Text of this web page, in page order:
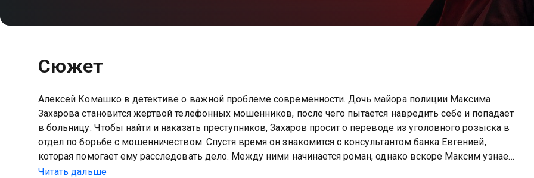
Сюжет
Алексей Комашко в детективе о важной проблеме современности. Дочь майора полиции Максима
Захарова становится жертвой телефонных мошенников, после чего пытается навредить себе и попадает
в больницу. Чтобы найти и наказать преступников, Захаров просит о переводе из уголовного розыска в
отдел по борьбе с мошенничеством. Спустя время он знакомится с консультантом банка Евгенией,
которая помогает ему расследовать дело. Между ними начинается роман, однако вскоре Максим узнает
неприятную правду о новой возлюбленной, которая может разрушить всю его жизнь.
Читать дальше